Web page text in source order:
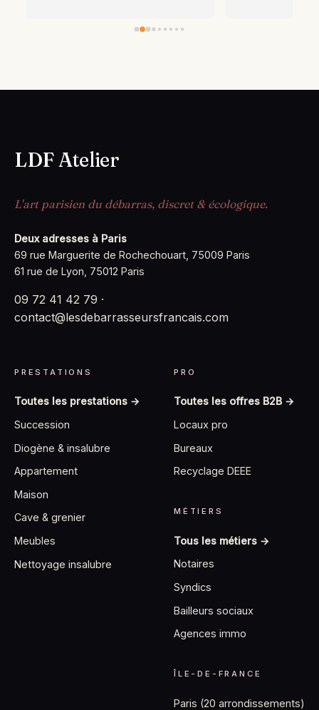
LDF Atelier
L'art parisien du débarras, discret & écologique.
Deux adresses à Paris
69 rue Marguerite de Rochechouart, 75009 Paris
61 rue de Lyon, 75012 Paris
09 72 41 42 79 ·
contact@lesdebarrasseursfrancais.com
PRESTATIONS
Toutes les prestations →
Succession
Diogène & insalubre
Appartement
Maison
Cave & grenier
Meubles
Nettoyage insalubre
PRO
Toutes les offres B2B →
Locaux pro
Bureaux
Recyclage DEEE
MÉTIERS
Tous les métiers →
Notaires
Syndics
Bailleurs sociaux
Agences immo
ÎLE-DE-FRANCE
Paris (20 arrondissements)